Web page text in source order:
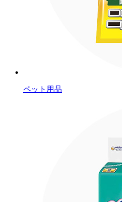
ペット用品